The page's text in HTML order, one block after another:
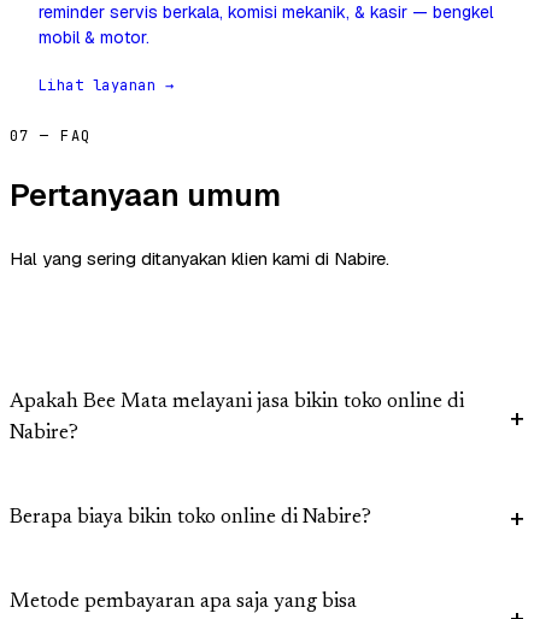
reminder servis berkala, komisi mekanik, & kasir — bengkel
mobil & motor.
Lihat layanan →
07 — FAQ
Pertanyaan umum
Hal yang sering ditanyakan klien kami di Nabire.
Apakah Bee Mata melayani jasa bikin toko online di
Nabire?
Berapa biaya bikin toko online di Nabire?
Metode pembayaran apa saja yang bisa